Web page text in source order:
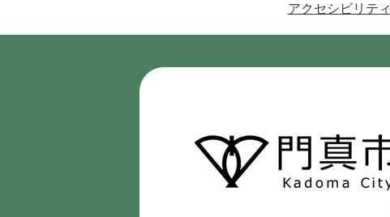
アクセシビリティ
門